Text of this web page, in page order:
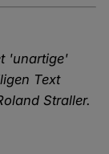
'unartige'
Text
Straller.